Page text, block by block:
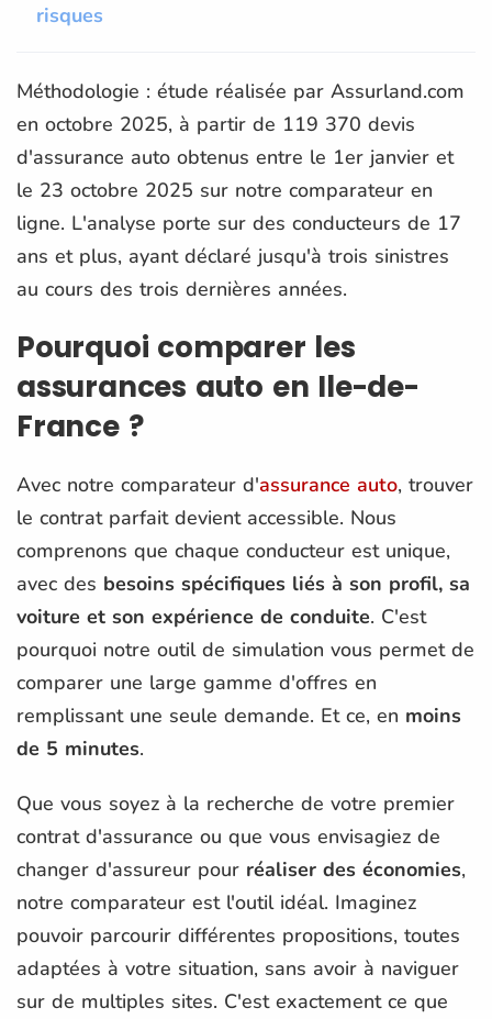
risques
Méthodologie : étude réalisée par Assurland.com
en octobre 2025, à partir de 119 370 devis
d'assurance auto obtenus entre le 1er janvier et
le 23 octobre 2025 sur notre comparateur en
ligne. L'analyse porte sur des conducteurs de 17
ans et plus, ayant déclaré jusqu'à trois sinistres
au cours des trois dernières années.
Pourquoi comparer les
assurances auto en Ile-de-
France ?
Avec notre comparateur d'assurance auto, trouver
le contrat parfait devient accessible. Nous
comprenons que chaque conducteur est unique,
avec des besoins spécifiques liés à son profil, sa
voiture et son expérience de conduite. C'est
pourquoi notre outil de simulation vous permet de
comparer une large gamme d'offres en
remplissant une seule demande. Et ce, en moins
de 5 minutes.
Que vous soyez à la recherche de votre premier
contrat d'assurance ou que vous envisagiez de
changer d'assureur pour réaliser des économies,
notre comparateur est l'outil idéal. Imaginez
pouvoir parcourir différentes propositions, toutes
adaptées à votre situation, sans avoir à naviguer
sur de multiples sites. C'est exactement ce que